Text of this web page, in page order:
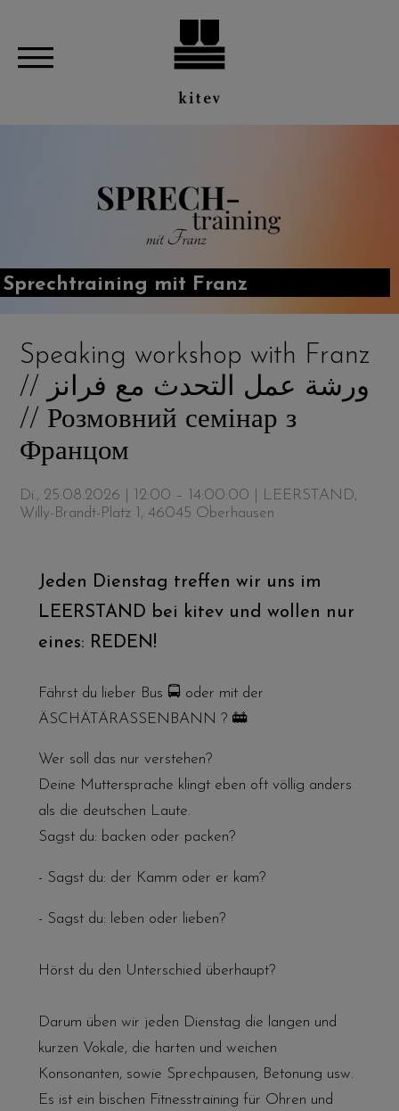
Sprechtraining mit Franz
Speaking workshop with Franz
// ورشة عمل التحدث مع فرانز
// Розмовний семінар з
Францом
Di., 25.08.2026 | 12:00 – 14:00:00 | LEERSTAND,
Willy-Brandt-Platz 1, 46045 Oberhausen
Jeden Dienstag treffen wir uns im
LEERSTAND bei kitev und wollen nur
eines: REDEN!
Fährst du lieber Bus 🚍 oder mit der
ÄSCHÄTÄRASSENBANN ? 🚋
Wer soll das nur verstehen?
Deine Muttersprache klingt eben oft völlig anders
als die deutschen Laute.
Sagst du: backen oder packen?
- Sagst du: der Kamm oder er kam?
- Sagst du: leben oder lieben?
Hörst du den Unterschied überhaupt?
Darum üben wir jeden Dienstag die langen und
kurzen Vokale, die harten und weichen
Konsonanten, sowie Sprechpausen, Betonung usw.
Es ist ein bischen Fitnesstraining für Ohren und